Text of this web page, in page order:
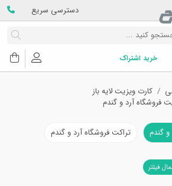
دسترسی سریع
خرید اشتراک
کارت ویزیت لایه باز
فروشگاه آرد و گندم
گندم تراکت فروشگاه آرد و گندم
فیلتر